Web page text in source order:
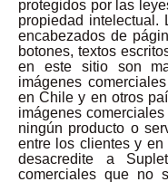
protegidos por las
propiedad intelectual.
encabezados de
botones, textos
en este sitio son
imágenes
en Chile y en otros
imágenes
ningún producto o
entre los clientes y
desacredite a
comerciales que no